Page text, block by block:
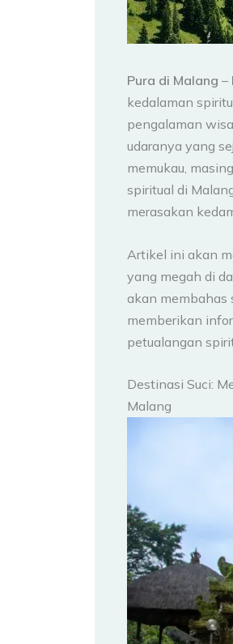
Pura di Malang –
kedalaman
pengalaman
udaranya yang
memukau,
spiritual di
merasakan
Artikel ini akan
yang megah di
akan membahas
memberikan
petualangan
Destinasi Suci:
Malang